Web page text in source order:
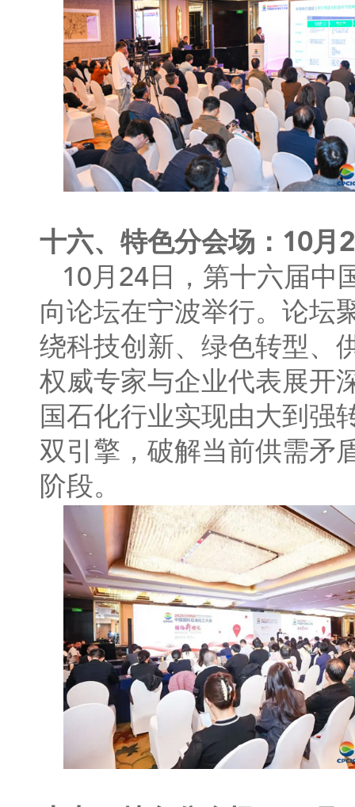
十六、特色分会场：10月
10月24日，第十六届中
向论坛在宁波举行。论坛
绕科技创新、绿色转型、
权威专家与企业代表展开
国石化行业实现由大到强
双引擎，破解当前供需矛
阶段。